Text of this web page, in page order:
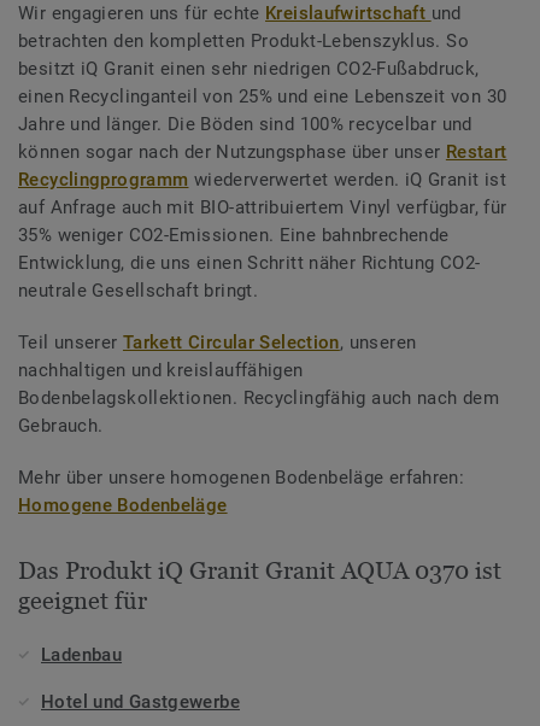
Wir engagieren uns für echte Kreislaufwirtschaft und
betrachten den kompletten Produkt-Lebenszyklus. So
besitzt iQ Granit einen sehr niedrigen CO2-Fußabdruck,
einen Recyclinganteil von 25% und eine Lebenszeit von 30
Jahre und länger. Die Böden sind 100% recycelbar und
können sogar nach der Nutzungsphase über unser Restart
Recyclingprogramm wiederverwertet werden. iQ Granit ist
auf Anfrage auch mit BIO-attribuiertem Vinyl verfügbar, für
35% weniger CO2-Emissionen. Eine bahnbrechende
Entwicklung, die uns einen Schritt näher Richtung CO2-
neutrale Gesellschaft bringt.
Teil unserer Tarkett Circular Selection, unseren
nachhaltigen und kreislauffähigen
Bodenbelagskollektionen. Recyclingfähig auch nach dem
Gebrauch.
Mehr über unsere homogenen Bodenbeläge erfahren:
Homogene Bodenbeläge
Das Produkt iQ Granit Granit AQUA 0370 ist
geeignet für
Ladenbau
Hotel und Gastgewerbe